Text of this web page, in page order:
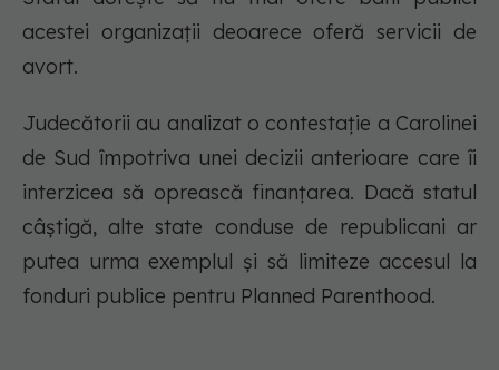
acestei organizații deoarece oferă servicii de
avort.
Judecătorii au analizat o contestație a Carolinei
de Sud împotriva unei decizii anterioare care îi
interzicea să oprească finanțarea. Dacă statul
câștigă, alte state conduse de republicani ar
putea urma exemplul și să limiteze accesul la
fonduri publice pentru Planned Parenthood.